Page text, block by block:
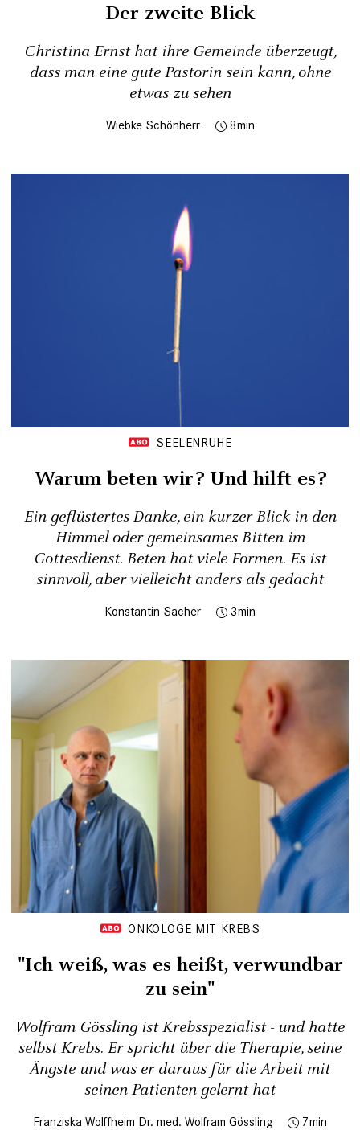
Der zweite Blick
Christina Ernst hat ihre Gemeinde überzeugt,
dass man eine gute Pastorin sein kann, ohne
etwas zu sehen
Wiebke Schönherr 8
SEELENRUHE
Warum beten wir? Und hilft es?
Ein geflüstertes Danke, ein kurzer Blick in den
Himmel oder gemeinsames Bitten im
Gottesdienst. Beten hat viele Formen. Es ist
sinnvoll, aber vielleicht anders als gedacht
Konstantin Sacher 3
ONKOLOGE MIT KREBS
"Ich weiß, was es heißt, verwundbar
zu sein"
Wolfram Gössling ist Krebsspezialist - und hatte
selbst Krebs. Er spricht über die Therapie, seine
Ängste und was er daraus für die Arbeit mit
seinen Patienten gelernt hat
Franziska Wolffheim Dr. med. Wolfram Gössling 7